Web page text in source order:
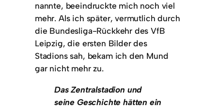
nannte, beeindruckte mich noch viel
mehr. Als ich später, vermutlich durch
die Bundesliga-Rückkehr des VfB
Leipzig, die ersten Bilder des
Stadions sah, bekam ich den Mund
gar nicht mehr zu.
Das Zentralstadion und
seine Geschichte hätten ein